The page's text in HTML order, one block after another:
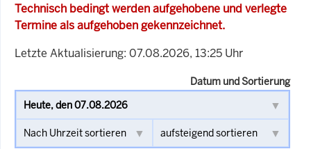
Technisch bedingt werden aufgehobene und verlegte
Termine als aufgehoben gekennzeichnet.
Letzte Aktualisierung: 07.08.2026, 13:25 Uhr
Datum und Sortierung